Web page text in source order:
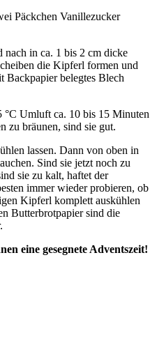
Päckchen Vanillezucker
in ca. 1 bis 2 cm dicke
die Kipferl formen und
Backpapier belegtes Blech
Umluft ca. 10 bis 15 Minuten
zu bräunen, sind sie gut.
lassen. Dann von oben in
Sind sie jetzt noch zu
sie zu kalt, haftet der
immer wieder probieren, ob
Kipferl komplett auskühlen
Butterbrotpapier sind die
eine gesegnete Adventszeit!